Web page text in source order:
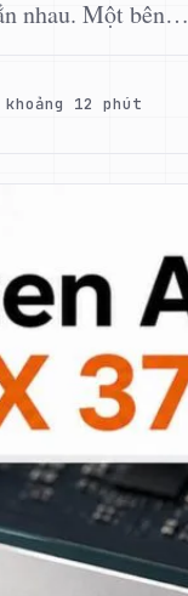
nhau. Một bên…
khoảng 12 phút